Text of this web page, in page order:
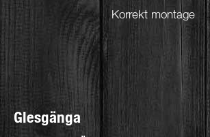
Korrekt montage
Glesgänga